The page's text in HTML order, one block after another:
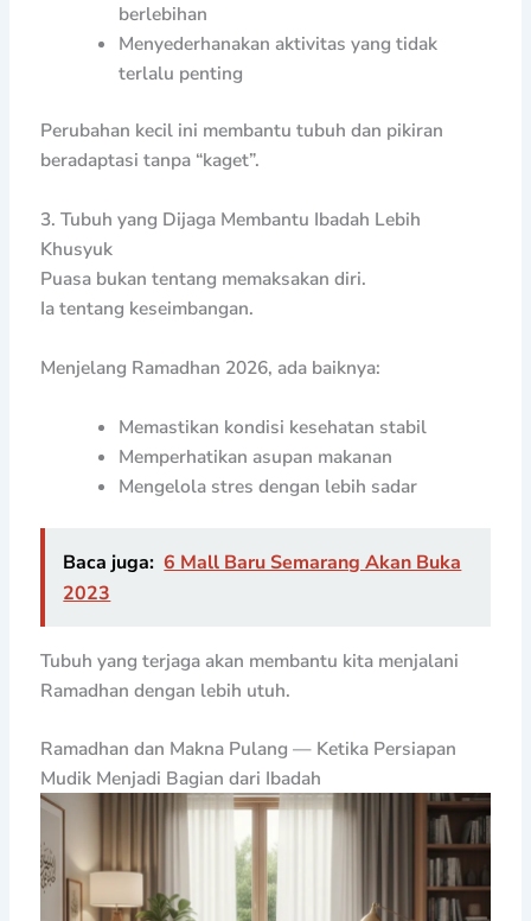
berlebihan
Menyederhanakan aktivitas yang tidak
terlalu penting
Perubahan kecil ini membantu tubuh dan pikiran
beradaptasi tanpa “kaget”.
3. Tubuh yang Dijaga Membantu Ibadah Lebih
Khusyuk
Puasa bukan tentang memaksakan diri.
Ia tentang keseimbangan.
Menjelang Ramadhan 2026, ada baiknya:
Memastikan kondisi kesehatan stabil
Memperhatikan asupan makanan
Mengelola stres dengan lebih sadar
Baca juga: 6 Mall Baru Semarang Akan Buka
2023
Tubuh yang terjaga akan membantu kita menjalani
Ramadhan dengan lebih utuh.
Ramadhan dan Makna Pulang — Ketika Persiapan
Mudik Menjadi Bagian dari Ibadah